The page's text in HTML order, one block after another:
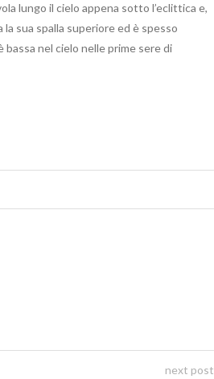
lungo il cielo appena sotto l’eclittica e,
sua spalla superiore ed è spesso
nel cielo nelle prime sere di
next post